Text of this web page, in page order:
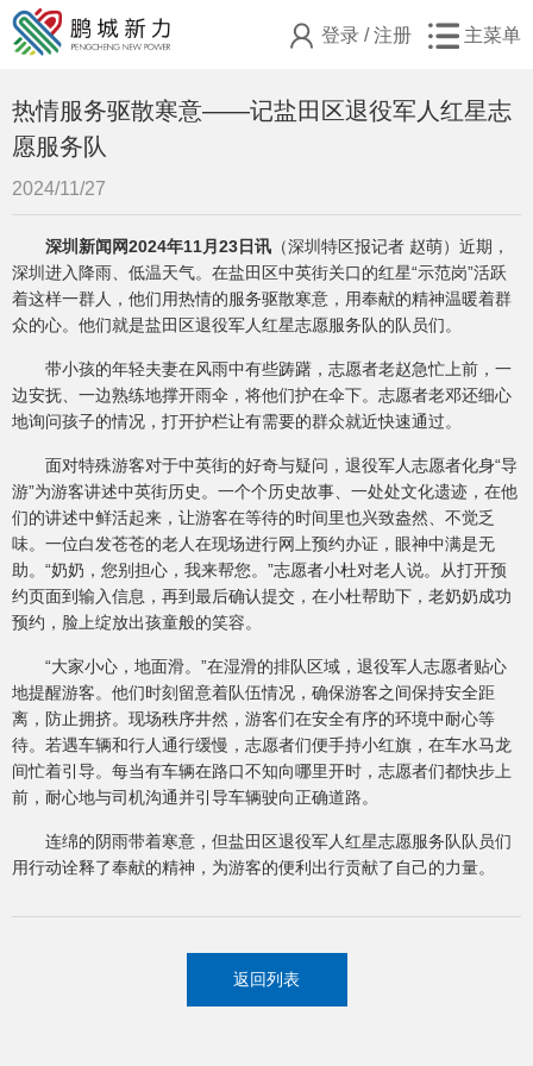
登录 /注册 主菜单
热情服务驱散寒意——记盐田区退役军人红星志
愿服务队
2024/11/27
深圳新闻网2024年11月23日讯 （深圳特区报记者 赵萌） 近期，
深圳进入降雨、低温天气。在盐田区中英街关口的红星“示范岗”活跃
着这样一群人，他们用热情的服务驱散寒意，用奉献的精神温暖着群
众的心。他们就是盐田区退役军人红星志愿服务队的队员们。
带小孩的年轻夫妻在风雨中有些踌躇，志愿者老赵急忙上前，一
边安抚、一边熟练地撑开雨伞，将他们护在伞下。志愿者老邓还细心
地询问孩子的情况，打开护栏让有需要的群众就近快速通过。
面对特殊游客对于中英街的好奇与疑问，退役军人志愿者化身“导
游”为游客讲述中英街历史。一个个历史故事、一处处文化遗迹，在他
们的讲述中鲜活起来，让游客在等待的时间里也兴致盎然、不觉乏
味。一位白发苍苍的老人在现场进行网上预约办证，眼神中满是无
助。“奶奶，您别担心，我来帮您。”志愿者小杜对老人说。从打开预
约页面到输入信息，再到最后确认提交，在小杜帮助下，老奶奶成功
预约，脸上绽放出孩童般的笑容。
“大家小心，地面滑。”在湿滑的排队区域，退役军人志愿者贴心
地提醒游客。他们时刻留意着队伍情况，确保游客之间保持安全距
离，防止拥挤。现场秩序井然，游客们在安全有序的环境中耐心等
待。若遇车辆和行人通行缓慢，志愿者们便手持小红旗，在车水马龙
间忙着引导。每当有车辆在路口不知向哪里开时，志愿者们都快步上
前，耐心地与司机沟通并引导车辆驶向正确道路。
连绵的阴雨带着寒意，但盐田区退役军人红星志愿服务队队员们
用行动诠释了奉献的精神，为游客的便利出行贡献了自己的力量。
返回列表